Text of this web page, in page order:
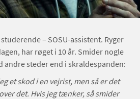
– SOSU-assistent. Ryger
har røget i 10 år. Smider nogle
andre steder end i skraldespanden:
et skod i en vejrist, men så er det
det. Hvis jeg tænker, så smider